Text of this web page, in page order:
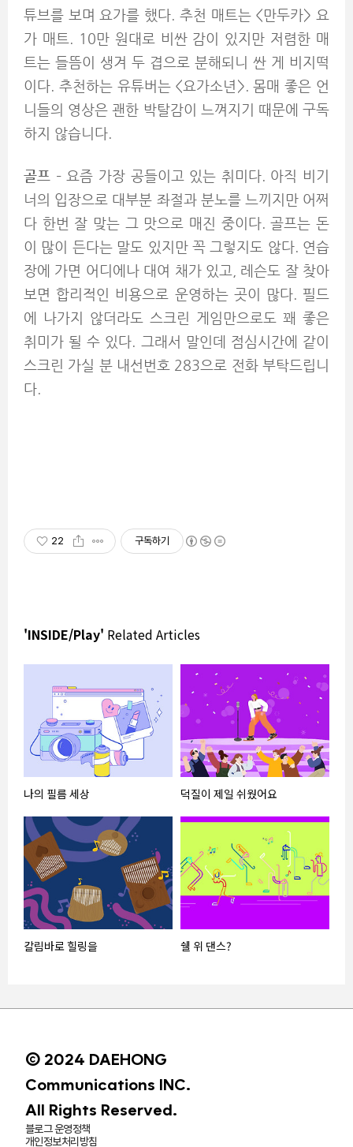
튜브를 보며 요가를 했다. 추천 매트는 <만두카> 요
가 매트. 10만 원대로 비싼 감이 있지만 저렴한 매
트는 들뜸이 생겨 두 겹으로 분해되니 싼 게 비지떡
이다. 추천하는 유튜버는 <요가소년>. 몸매 좋은 언
니들의 영상은 괜한 박탈감이 느껴지기 때문에 구독
하지 않습니다.
골프 – 요즘 가장 공들이고 있는 취미다. 아직 비기
너의 입장으로 대부분 좌절과 분노를 느끼지만 어쩌
다 한번 잘 맞는 그 맛으로 매진 중이다. 골프는 돈
이 많이 든다는 말도 있지만 꼭 그렇지도 않다. 연습
장에 가면 어디에나 대여 채가 있고, 레슨도 잘 찾아
보면 합리적인 비용으로 운영하는 곳이 많다. 필드
에 나가지 않더라도 스크린 게임만으로도 꽤 좋은
취미가 될 수 있다. 그래서 말인데 점심시간에 같이
스크린 가실 분 내선번호 283으로 전화 부탁드립니
다.
22 구독하기
'INSIDE/Play' Related Articles
나의 필름 세상 덕질이 제일 쉬웠어요
칼림바로 힐링을 쉘 위 댄스?
© 2024 DAEHONG
Communications INC.
All Rights Reserved.
블로그 운영정책
개인정보처리방침